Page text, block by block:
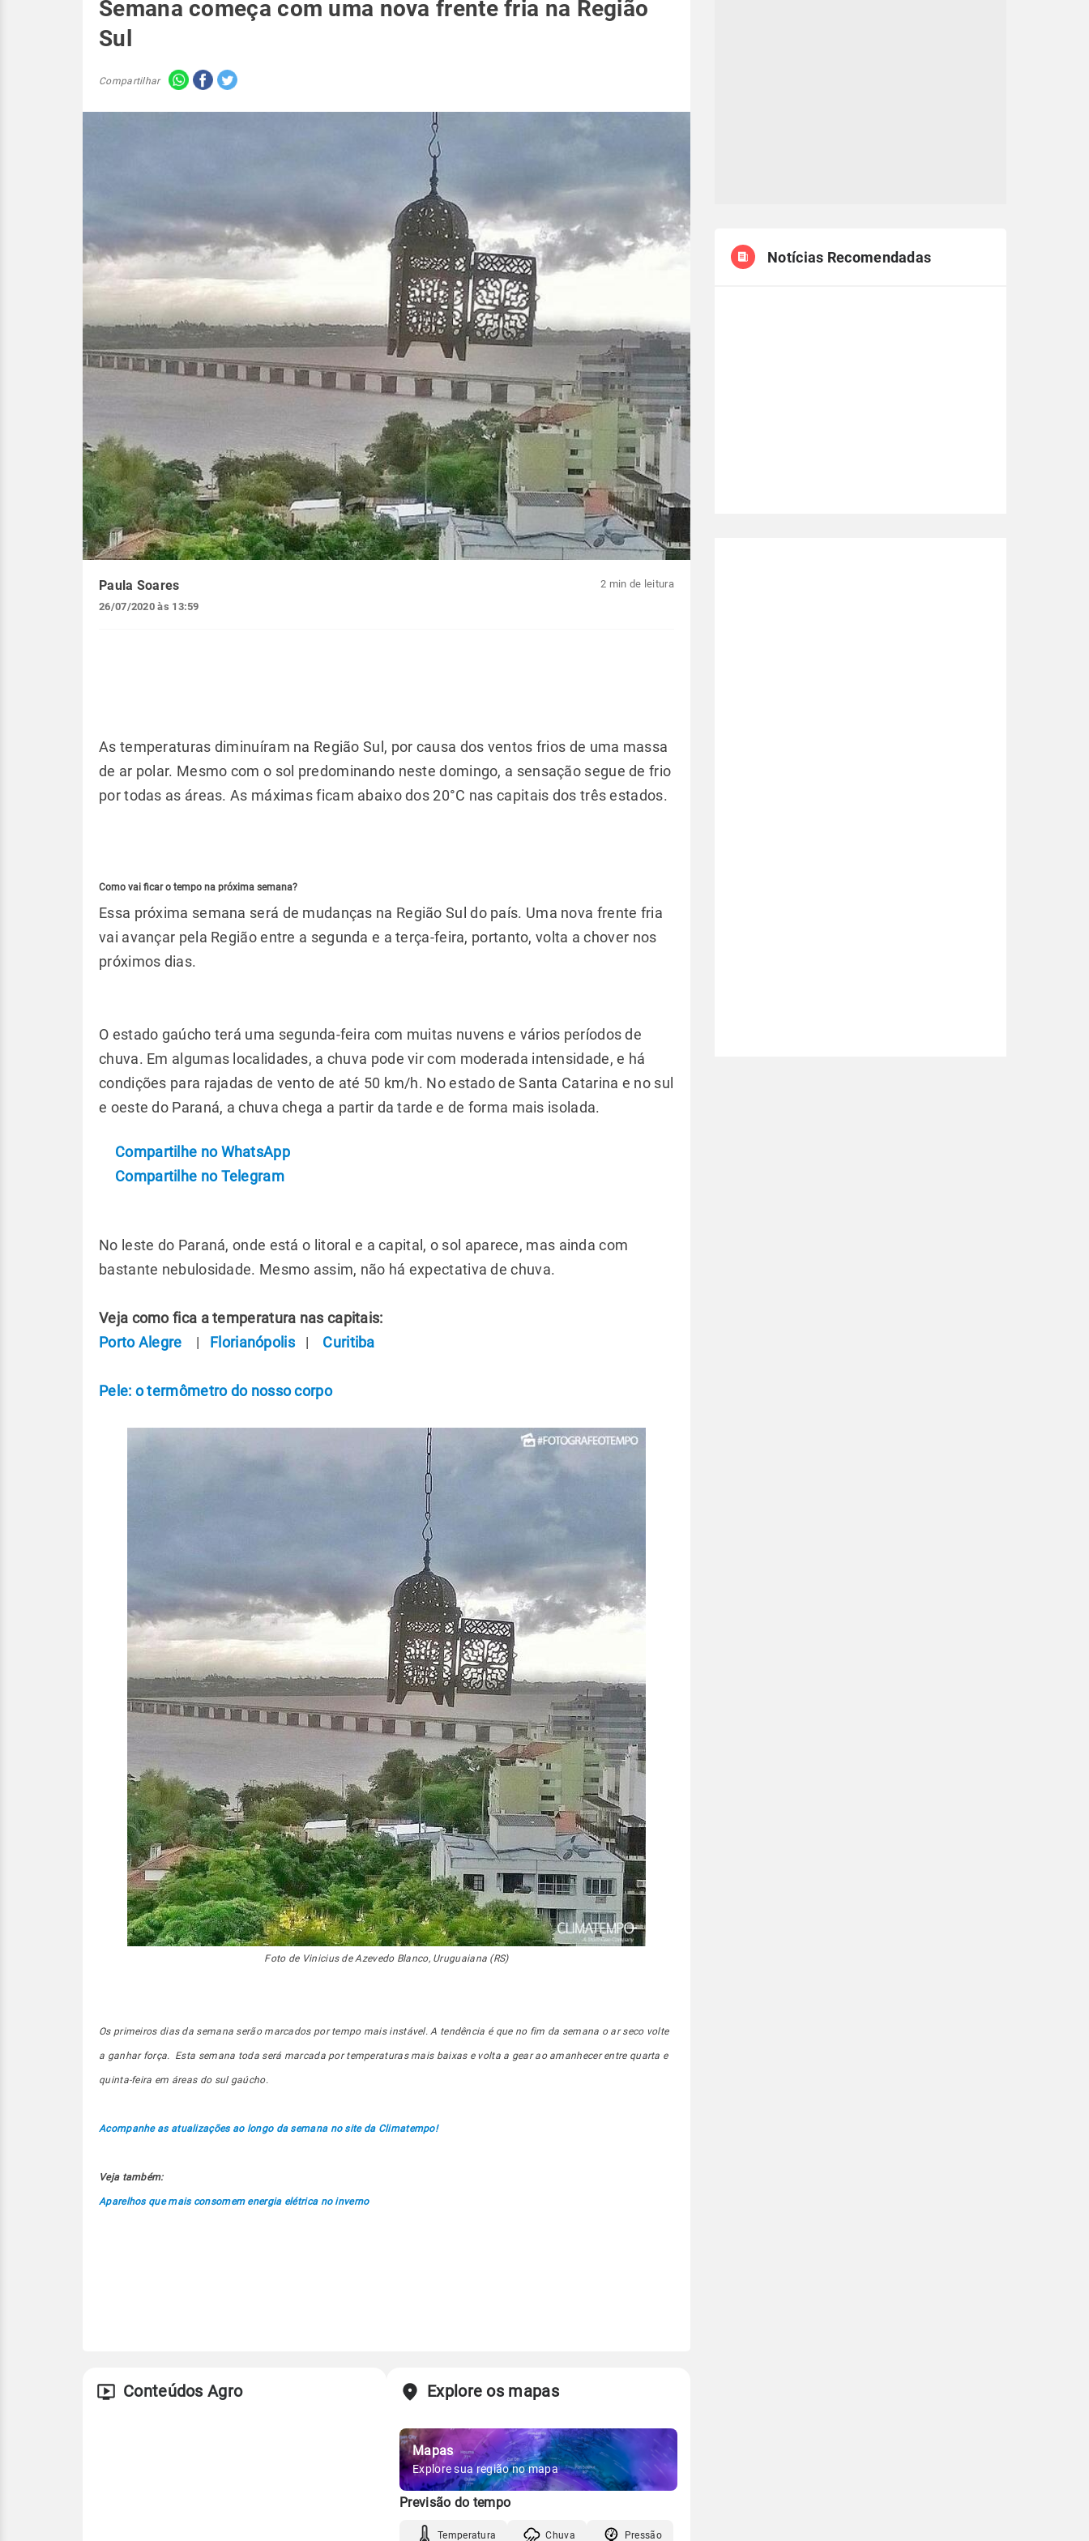
Semana começa com uma nova frente fria na Região
Sul
Compartilhar
Paula Soares
26/07/2020 às 13:59
2 min de leitura
As temperaturas diminuíram na Região Sul, por causa dos ventos frios de uma massa
de ar polar. Mesmo com o sol predominando neste domingo, a sensação segue de frio
por todas as áreas. As máximas ficam abaixo dos 20°C nas capitais dos três estados.
Como vai ficar o tempo na próxima semana?
Essa próxima semana será de mudanças na Região Sul do país. Uma nova frente fria
vai avançar pela Região entre a segunda e a terça-feira, portanto, volta a chover nos
próximos dias.
O estado gaúcho terá uma segunda-feira com muitas nuvens e vários períodos de
chuva. Em algumas localidades, a chuva pode vir com moderada intensidade, e há
condições para rajadas de vento de até 50 km/h. No estado de Santa Catarina e no sul
e oeste do Paraná, a chuva chega a partir da tarde e de forma mais isolada.
Compartilhe no WhatsApp
Compartilhe no Telegram
No leste do Paraná, onde está o litoral e a capital, o sol aparece, mas ainda com
bastante nebulosidade. Mesmo assim, não há expectativa de chuva.
Veja como fica a temperatura nas capitais:
Porto Alegre | Florianópolis| Curitiba
Pele: o termômetro do nosso corpo
Foto de Vinicius de Azevedo Blanco, Uruguaiana (RS)
Os primeiros dias da semana serão marcados por tempo mais instável. A tendência é que no fim da semana o ar seco volte
a ganhar força. Esta semana toda será marcada por temperaturas mais baixas e volta a gear ao amanhecer entre quarta e
quinta-feira em áreas do sul gaúcho.
Acompanhe as atualizações ao longo da semana no site da Climatempo!
Veja também:
Aparelhos que mais consomem energia elétrica no inverno
Conteúdos Agro Explore os mapas
Mapas
Explore sua região no mapa
Previsão do tempo
Temperatura Chuva Pressão
Notícias Recomendadas